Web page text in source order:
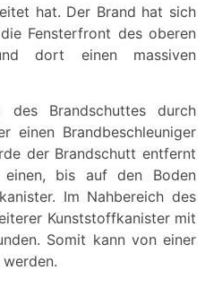
hat. Der Brand hat sich
Fensterfront des oberen
dort einen massiven
des Brandschuttes durch
einen Brandbeschleuniger
der Brandschutt entfernt
bis auf den Boden
Im Nahbereich des
Kunststoffkanister mit
Somit kann von einer